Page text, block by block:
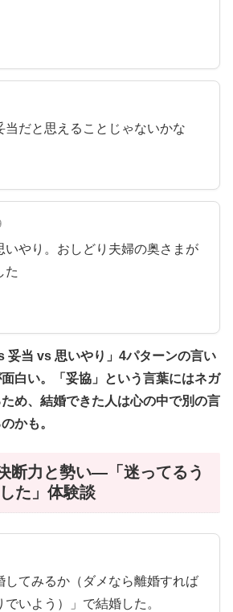
当だと思えることじゃないかな
いやり。おしどり夫婦の奥さまが
た
当 vs 思いやり」4パターンの言い
白い。「妥協」という言葉にはネガ
め、結婚できた人は心の中で別の言
かも。
断力と勢い—「迷ってるう
た」体験談
してみるか（ダメなら離婚すれば
いよう）」で結婚した。